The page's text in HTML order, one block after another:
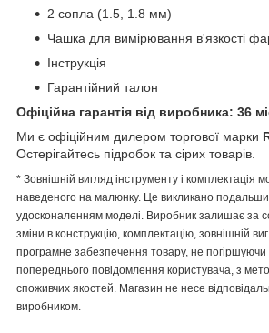
2 сопла (1.5, 1.8 мм)
Чашка для вимірювання в'язкості
Інструкція
Гарантійний талон
Офіційна гарантія від виробника: 36
Ми є офіційним дилером торгової марки
Остерігайтесь підробок та сірих товарів.
* Зовнішній вигляд інструменту і комплектація
наведеного на малюнку. Це викликано
удосконаленням моделі. Виробник залишає за
зміни в конструкцію, комплектацію, зовнішній
програмне забезпечення товару, не погіршуючи
попереднього повідомлення користувача, з
споживчих якостей. Магазин не несе
виробником.